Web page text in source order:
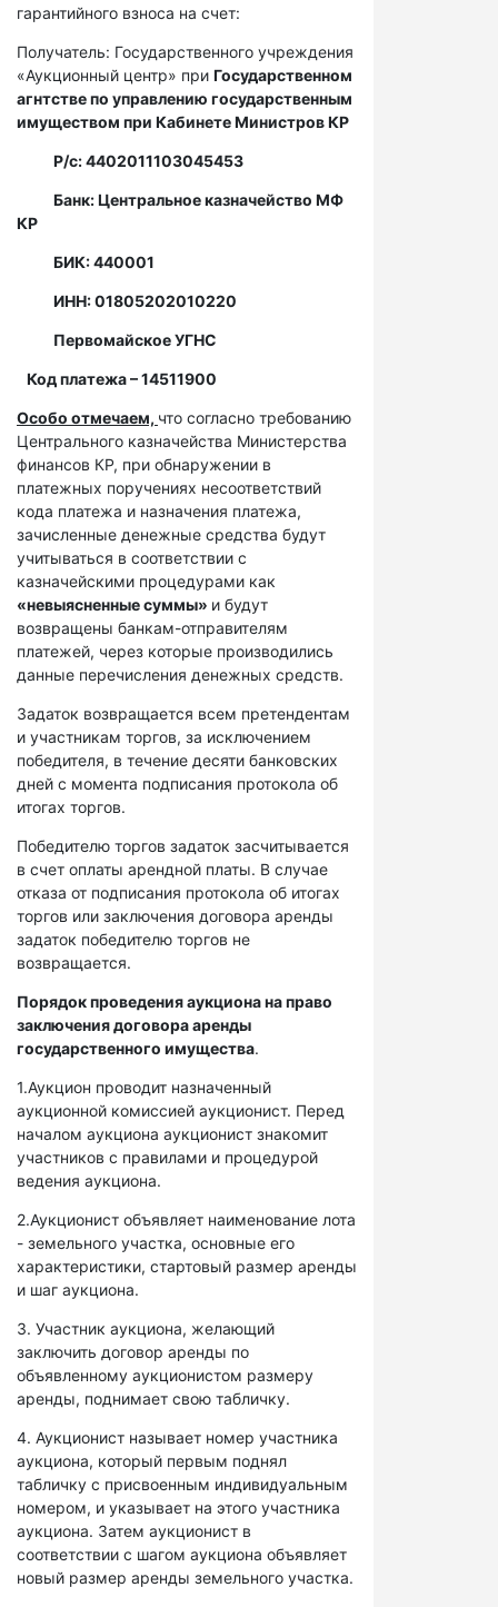
гарантийного взноса на счет:
Получатель: Государственного учреждения
«Аукционный центр» при Государственном
агнтстве по управлению государственным
имуществом при Кабинете Министров КР
Р/с: 4402011103045453
Банк: Центральное казначейство МФ
КР
БИК: 440001
ИНН: 01805202010220
Первомайское УГНС
Код платежа – 14511900
Особо отмечаем, что согласно требованию
Центрального казначейства Министерства
финансов КР, при обнаружении в
платежных поручениях несоответствий
кода платежа и назначения платежа,
зачисленные денежные средства будут
учитываться в соответствии с
казначейскими процедурами как
«невыясненные суммы» и будут
возвращены банкам-отправителям
платежей, через которые производились
данные перечисления денежных средств.
Задаток возвращается всем претендентам
и участникам торгов, за исключением
победителя, в течение десяти банковских
дней с момента подписания протокола об
итогах торгов.
Победителю торгов задаток засчитывается
в счет оплаты арендной платы. В случае
отказа от подписания протокола об итогах
торгов или заключения договора аренды
задаток победителю торгов не
возвращается.
Порядок проведения аукциона на право
заключения договора аренды
государственного имущества.
1.Аукцион проводит назначенный
аукционной комиссией аукционист. Перед
началом аукциона аукционист знакомит
участников с правилами и процедурой
ведения аукциона.
2.Аукционист объявляет наименование лота
- земельного участка, основные его
характеристики, стартовый размер аренды
и шаг аукциона.
3. Участник аукциона, желающий
заключить договор аренды по
объявленному аукционистом размеру
аренды, поднимает свою табличку.
4. Аукционист называет номер участника
аукциона, который первым поднял
табличку с присвоенным индивидуальным
номером, и указывает на этого участника
аукциона. Затем аукционист в
соответствии с шагом аукциона объявляет
новый размер аренды земельного участка.